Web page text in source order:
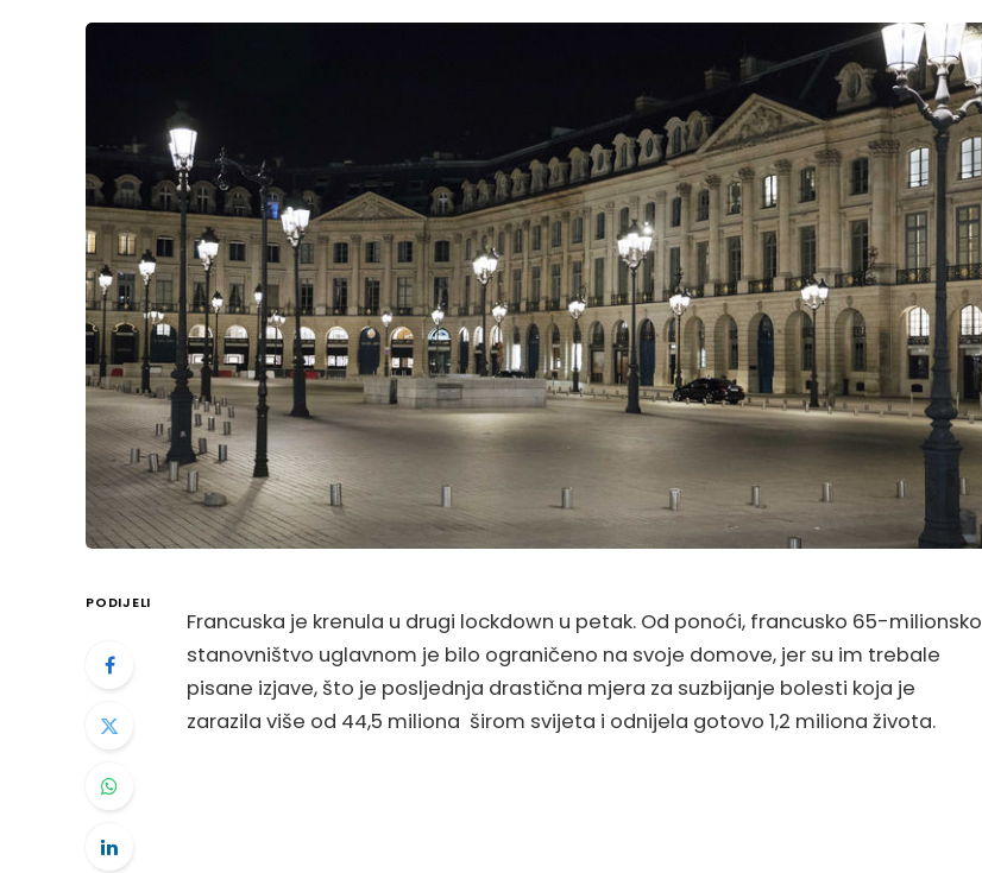
PODIJELI
Francuska je krenula u drugi lockdown u petak. Od ponoći, francusko 65-milionsko
stanovništvo uglavnom je bilo ograničeno na svoje domove, jer su im trebale
pisane izjave, što je posljednja drastična mjera za suzbijanje bolesti koja je
zarazila više od 44,5 miliona širom svijeta i odnijela gotovo 1,2 miliona života.